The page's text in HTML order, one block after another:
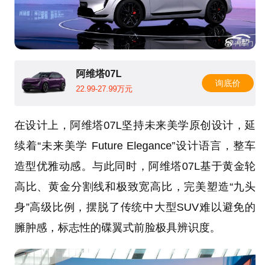
阿维塔07L
22.99-27.99万元
询底价
在设计上，阿维塔07L坚持未来美学原创设计，延
续着“未来美学 Future Elegance”设计语言，整车
造型优雅动感。与此同时，阿维塔07L基于黄金轮
高比、黄金分割线和极致宽高比，完美塑造“九头
身”高级比例，摆脱了传统中大型SUV难以避免的
臃肿感，标志性的碟翼式前脸极具辨识度。